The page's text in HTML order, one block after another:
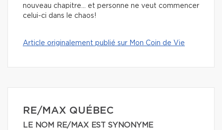
nouveau chapitre… et personne ne veut commencer
celui-ci dans le chaos!
Article originalement publié sur Mon Coin de Vie
RE/MAX QUÉBEC
LE NOM RE/MAX EST SYNONYME